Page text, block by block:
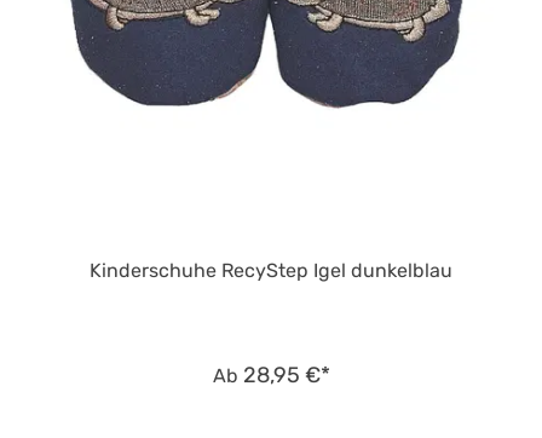
Kinderschuhe RecyStep Igel dunkelblau
Ab 28,95 €*